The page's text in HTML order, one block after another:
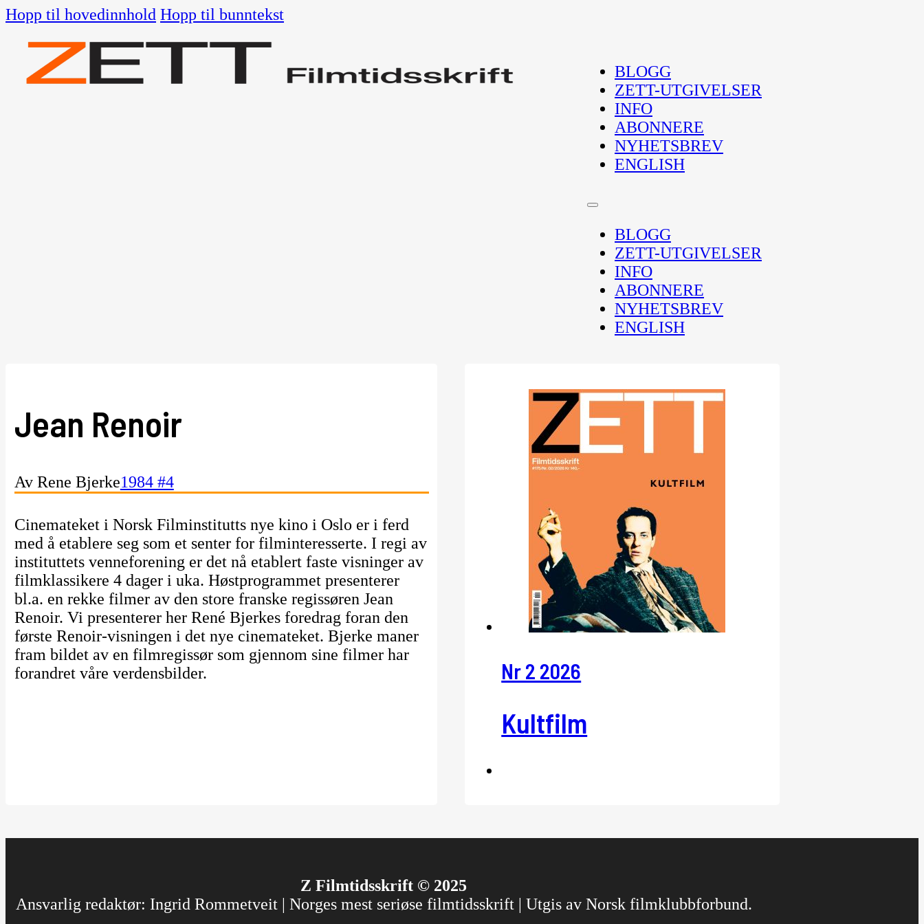
Hopp til hovedinnhold Hopp til bunntekst
BLOGG
ZETT-UTGIVELSER
INFO
ABONNERE
NYHETSBREV
ENGLISH
BLOGG
ZETT-UTGIVELSER
INFO
ABONNERE
NYHETSBREV
ENGLISH
Jean Renoir
Av Rene Bjerke1984 #4
Cinemateket i Norsk Filminstitutts nye kino i Oslo er i ferd
med å etablere seg som et senter for filminteresserte. I regi av
instituttets venneforening er det nå etablert faste visninger av
filmklassikere 4 dager i uka. Høstprogrammet presenterer
bl.a. en rekke filmer av den store franske regissøren Jean
Renoir. Vi presenterer her René Bjerkes foredrag foran den
første Renoir-visningen i det nye cinemateket. Bjerke maner
fram bildet av en filmregissør som gjennom sine filmer har
forandret våre verdensbilder.
Nr 2 2026
Kultfilm
Z Filmtidsskrift © 2025
Ansvarlig redaktør: Ingrid Rommetveit | Norges mest seriøse filmtidsskrift | Utgis av Norsk filmklubbforbund.